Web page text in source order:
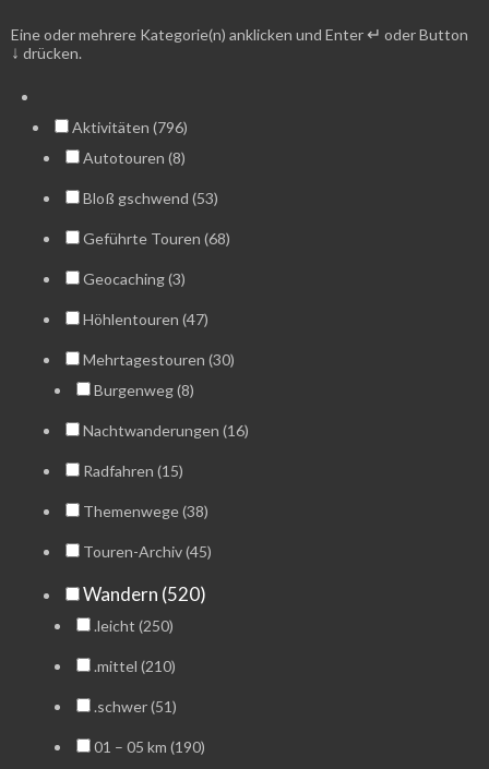
Eine oder mehrere Kategorie(n) anklicken und Enter ↵ oder Button
↓ drücken.
Aktivitäten (796)
Autotouren (8)
Bloß gschwend (53)
Geführte Touren (68)
Geocaching (3)
Höhlentouren (47)
Mehrtagestouren (30)
Burgenweg (8)
Nachtwanderungen (16)
Radfahren (15)
Themenwege (38)
Touren-Archiv (45)
Wandern (520)
.leicht (250)
.mittel (210)
.schwer (51)
01 – 05 km (190)